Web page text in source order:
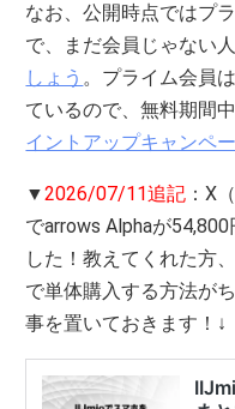
なお、公開時点ではプ
で、まだ会員じゃない
しょう 。プライム会員
ているので、無料期間
イントアップキャンペ
▼2026/07/11追記 ：X
でarrows Alphaが
した！教えてくれた方
で単体購入する方法が
事を置いておきます！↓